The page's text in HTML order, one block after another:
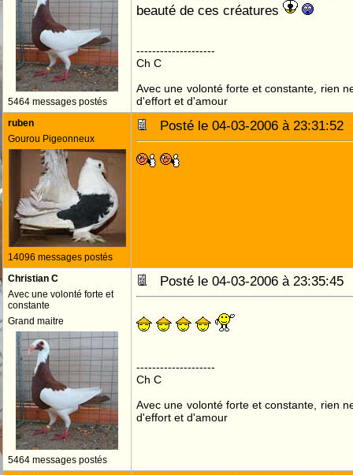
5464 messages postés
beauté de ces créatures
--------------------
Ch C
Avec une volonté forte et constante, rien
d'effort et d'amour
ruben
Gourou Pigeonneux
14096 messages postés
Posté le 04-03-2006 à
Christian C
Avec une volonté forte et
constante
Grand maitre
5464 messages postés
Posté le 04-03-2006 à
--------------------
Ch C
Avec une volonté forte et constante, rien
d'effort et d'amour